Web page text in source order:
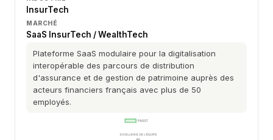
InsurTech
MARCHÉ
SaaS InsurTech / WealthTech
Plateforme SaaS modulaire pour la digitalisation
interopérable des parcours de distribution
d'assurance et de gestion de patrimoine auprès des
acteurs financiers français avec plus de 50
employés.